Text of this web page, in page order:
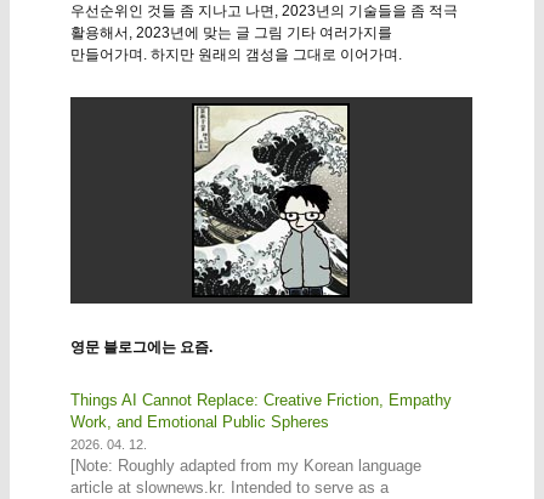
우선순위인 것들 좀 지나고 나면, 2023년의 기술들을 좀 적극
활용해서, 2023년에 맞는 글 그림 기타 여러가지를
만들어가며. 하지만 원래의 갬성을 그대로 이어가며.
영문 블로그에는 요즘.
Things AI Cannot Replace: Creative Friction, Empathy
Work, and Emotional Public Spheres
2026. 04. 12.
[Note: Roughly adapted from my Korean language
article at slownews.kr. Intended to serve as a